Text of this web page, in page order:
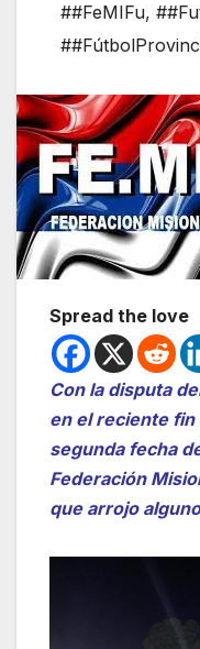
##FeMIFu,
Spread the love
Con la disputa
en el reciente fin
segunda fecha
Federación
que arrojo